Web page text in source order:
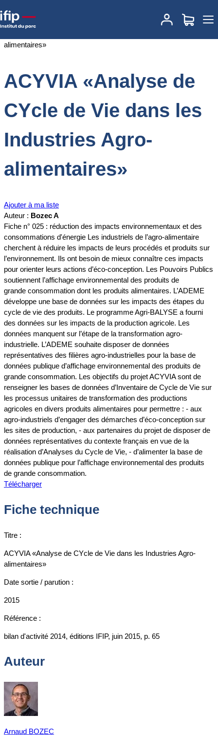
Accueil
ACYVIA «Analyse de CYcle de Vie dans
les Industries Agro-alimentaires»
ACYVIA «Analyse de
CYcle de Vie dans les
Industries Agro-
alimentaires»
Ajouter à ma liste
Auteur : Bozec A
Fiche n° 025 : réduction des impacts environnementaux et des
consommations d'énergie Les industriels de l’agro-alimentaire
cherchent à réduire les impacts de leurs procédés et produits sur
l’environnement. Ils ont besoin de mieux connaître ces impacts
pour orienter leurs actions d’éco-conception. Les Pouvoirs Publics
soutiennent l’affichage environnemental des produits de
grande consommation dont les produits alimentaires. L’ADEME
développe une base de données sur les impacts des étapes du
cycle de vie des produits. Le programme Agri-BALYSE a fourni
des données sur les impacts de la production agricole. Les
données manquent sur l’étape de la transformation agro-
industrielle. L’ADEME souhaite disposer de données
représentatives des filières agro-industrielles pour la base de
données publique d’affichage environnemental des produits de
grande consommation. Les objectifs du projet ACYVIA sont de
renseigner les bases de données d’Inventaire de Cycle de Vie sur
les processus unitaires de transformation des productions
agricoles en divers produits alimentaires pour permettre : - aux
agro-industriels d’engager des démarches d’éco-conception sur
les sites de production, - aux partenaires du projet de disposer de
données représentatives du contexte français en vue de la
réalisation d’Analyses du Cycle de Vie, - d’alimenter la base de
données publique pour l’affichage environnemental des produits
de grande consommation.
Télécharger
Fiche technique
Titre :
ACYVIA «Analyse de CYcle de Vie dans les Industries Agro-
alimentaires»
Date sortie / parution :
2015
Référence :
bilan d'activité 2014, éditions IFIP, juin 2015, p. 65
Auteur
Arnaud BOZEC